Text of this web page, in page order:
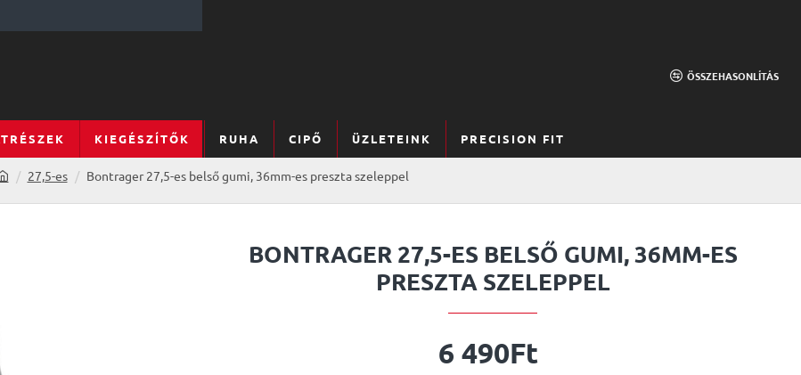
ÖSSZEHASONLÍTÁS
KIEGÉSZÍTŐK RUHA CIPŐ ÜZLETEINK PRECISION FIT
o
27,5-es Bontrager 27,5-es belső gumi, 36mm-es preszta szeleppel
BONTRAGER 27,5-ES BELSŐ GUMI, 36MM-ES
PRESZTA SZELEPPEL
6 490Ft